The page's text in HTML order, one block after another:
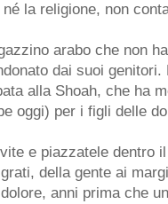
la religione, non
arabo che non
dai suoi
alla Shoah, che ha
oggi) per i figli delle
e piazzatele dentro
della gente ai
anni prima che